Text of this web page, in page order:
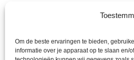
Om de beste ervaringen te bieden,
informatie over je apparaat op te slaan en/